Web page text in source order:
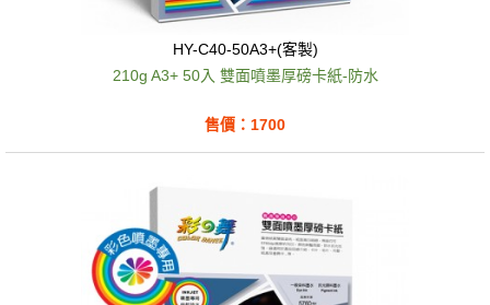
HY-C40-50A3+(客製)
210g A3+ 50入 雙面噴墨厚磅卡紙-防水
售價：1700